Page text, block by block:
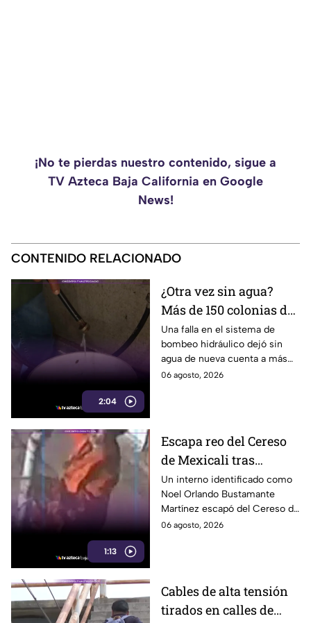
¡No te pierdas nuestro contenido, sigue a
TV Azteca Baja California en Google
News!
CONTENIDO RELACIONADO
2:04
¿Otra vez sin agua?
Más de 150 colonias de
Tijuana enfrentan
cortes por falla de
CESPT
Una falla en el sistema de
bombeo hidráulico dejó sin
agua de nueva cuenta a más
de 150 colonias de Tijuana,
06 agosto, 2026
1:13
Escapa reo del Cereso
de Mexicali tras
audiencia inicial; fue
localizado horas
después
Un interno identificado como
Noel Orlando Bustamante
Martínez escapó del Cereso de
Mexicali tras una audiencia
06 agosto, 2026
Cables de alta tensión
tirados en calles de